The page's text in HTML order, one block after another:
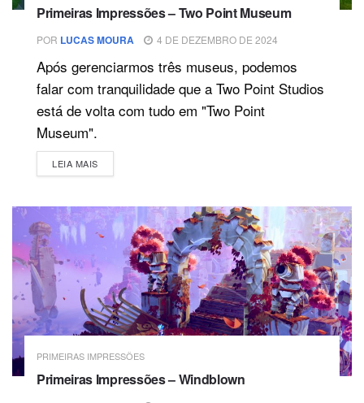
Primeiras Impressões – Two Point Museum
POR LUCAS MOURA 4 DE DEZEMBRO DE 2024
Após gerenciarmos três museus, podemos
falar com tranquilidade que a Two Point Studios
está de volta com tudo em "Two Point
Museum".
LEIA MAISDETAILS
PRIMEIRAS IMPRESSÕES
Primeiras Impressões – Windblown